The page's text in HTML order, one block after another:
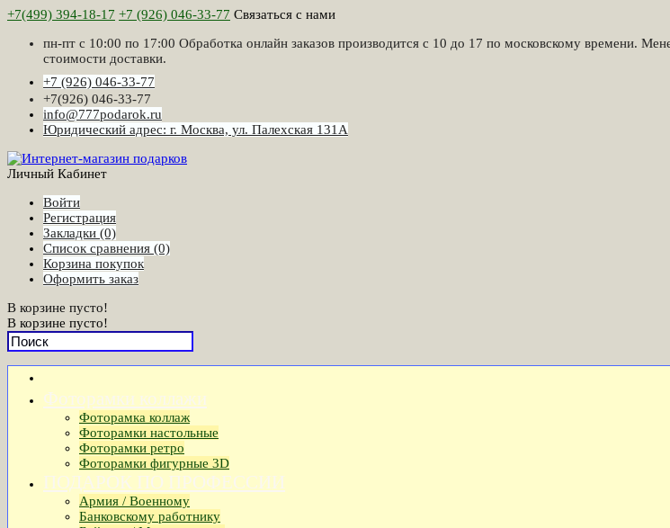
+7(499) 394-18-17 +7 (926) 046-33-77 Связаться с нами
пн-пт с 10:00 по 17:00 Обработка онлайн заказов производится с 10 до 17 по московскому времени.
стоимости доставки.
+7 (926) 046-33-77
+7(926) 046-33-77
info@777podarok.ru
Юридический адрес: г. Москва, ул. Палехская 131А
Личный Кабинет
Войти
Регистрация
Закладки (0)
Список сравнения (0)
Корзина покупок
Оформить заказ
В корзине пусто!
В корзине пусто!
Фоторамки коллажи
Фоторамка коллаж
Фоторамки настольные
Фоторамки ретро
Фоторамки фигурные 3D
ПОДАРОК ПО ПРОФЕССИИ
Армия / Военному
Банковскому работнику